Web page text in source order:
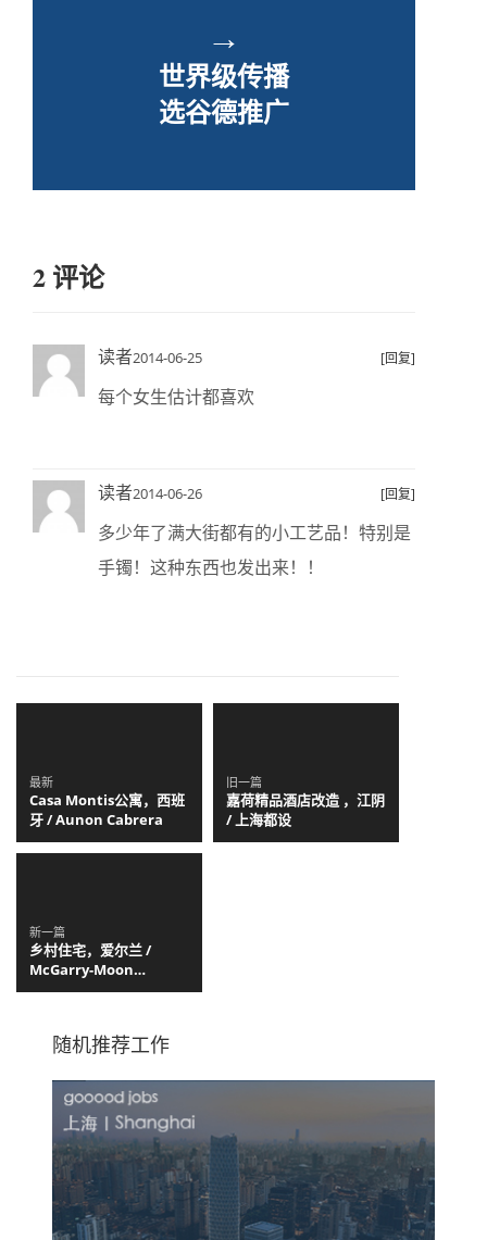
→
世界级传播
选谷德推广
2 评论
读者2014-06-25 [回复]
每个女生估计都喜欢
读者2014-06-26 [回复]
多少年了满大街都有的小工艺品！特别是
手镯！这种东西也发出来！！
最新
Casa Montis公寓，西班
牙 / Aunon Cabrera
旧一篇
嘉荷精品酒店改造 ，江阴
/ 上海都设
新一篇
乡村住宅，爱尔兰 /
McGarry-Moon
Architects
随机推荐工作